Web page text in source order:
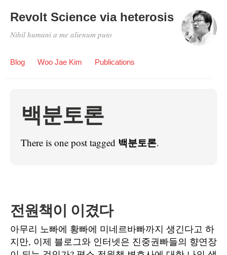
Revolt Science via heterosis
Nihil humani a me alienum puto
Blog Woo Jae Kim Publications
백분토론
There is one post tagged 백분토론.
전원책이 이겼다
아무리 노빠에 황빠에 미네르바빠까지 생긴다고 하
지만, 이제 블로그와 인터넷은 진중권빠들의 향연장